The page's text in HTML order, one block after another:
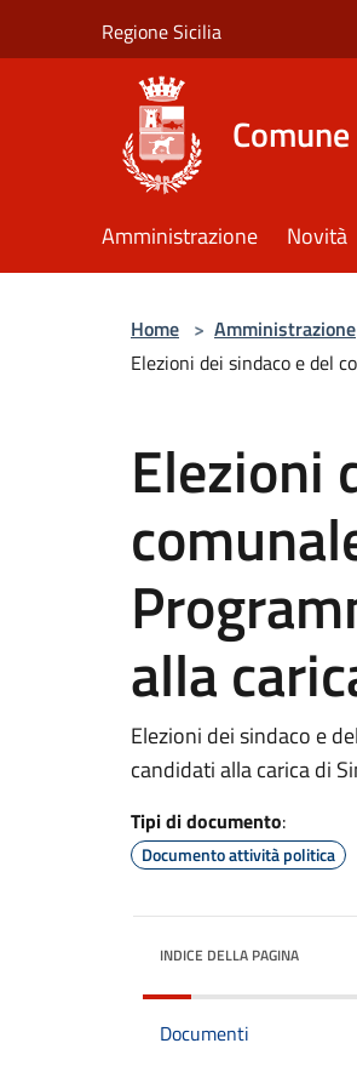
Regione Sicilia
Amministrazione Novità
Home > Amministrazione
Elezioni dei sindaco e del
Elezioni
alla
Elezioni dei sindaco e
candidati alla carica di
Tipi di documento:
Documento attività politica
INDICE DELLA PAGINA
Documenti